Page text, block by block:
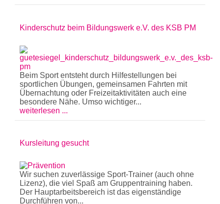
Kinderschutz beim Bildungswerk e.V. des KSB PM
Beim Sport entsteht durch Hilfestellungen bei
sportlichen Übungen, gemeinsamen Fahrten mit
Übernachtung oder Freizeitaktivitäten auch eine
besondere Nähe. Umso wichtiger...
weiterlesen ...
Kursleitung gesucht
Wir suchen zuverlässige Sport-Trainer (auch ohne
Lizenz), die viel Spaß am Gruppentraining haben.
Der Hauptarbeitsbereich ist das eigenständige
Durchführen von...